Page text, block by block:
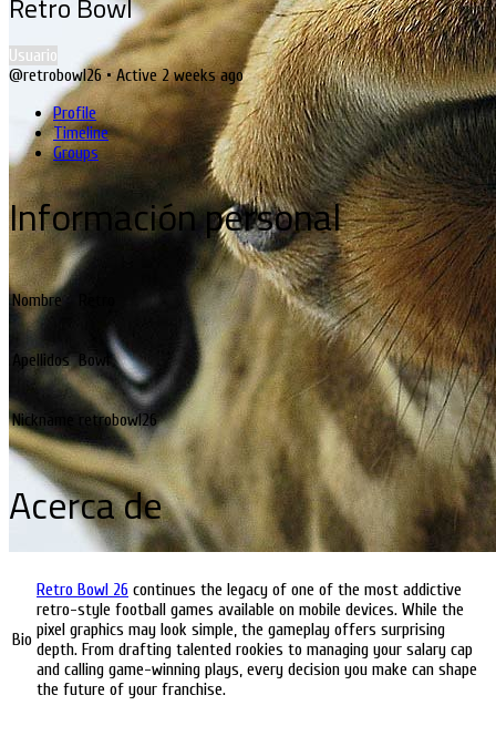
Usuario
@retrobowl26 •Active 2 weeks ago
Profile
Timeline
Groups
Información personal
Nombre
Apellidos Bowl
Nickname retrobowl26
Acerca de
Bio
Retro Bowl 26 continues the legacy of one of the most addictive
retro-style football games available on mobile devices. While the
pixel graphics may look simple, the gameplay offers surprising
depth. From drafting talented rookies to managing your salary cap
and calling game-winning plays, every decision you make can shape
the future of your franchise.